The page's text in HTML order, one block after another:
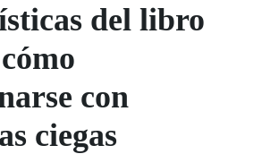
del libro
con
ciegas